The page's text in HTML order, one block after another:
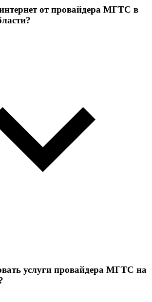
от провайдера МГТС в
услуги провайдера МГТС на